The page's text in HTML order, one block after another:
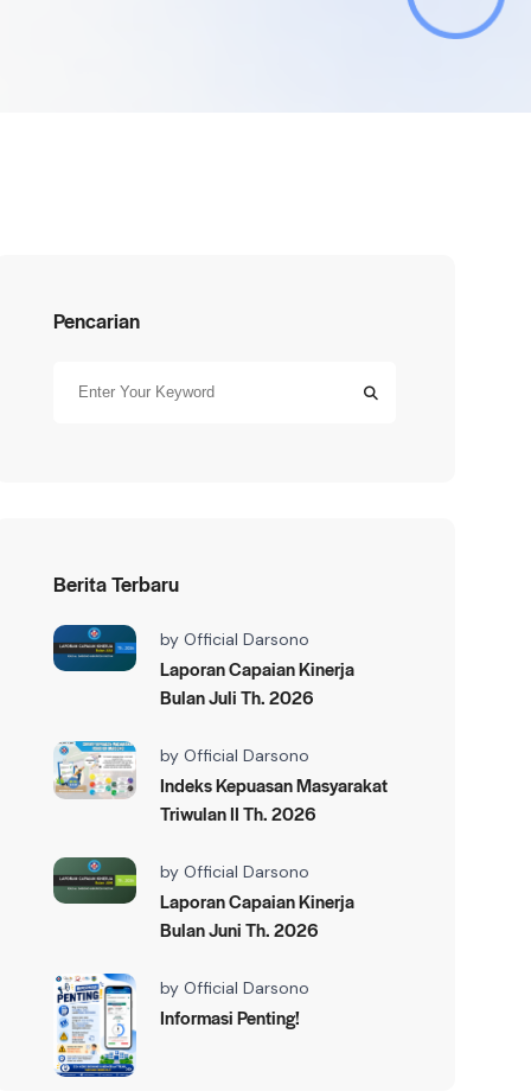
Pencarian
Berita Terbaru
by Official Darsono
Laporan Capaian Kinerja
Bulan Juli Th. 2026
by Official Darsono
Indeks Kepuasan Masyarakat
Triwulan II Th. 2026
by Official Darsono
Laporan Capaian Kinerja
Bulan Juni Th. 2026
by Official Darsono
Informasi Penting!